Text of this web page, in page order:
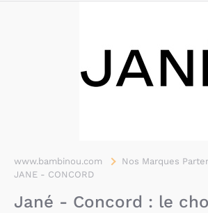
www.bambinou.com
Nos Marques
JANE - CONCORD
Jané - Concord : le